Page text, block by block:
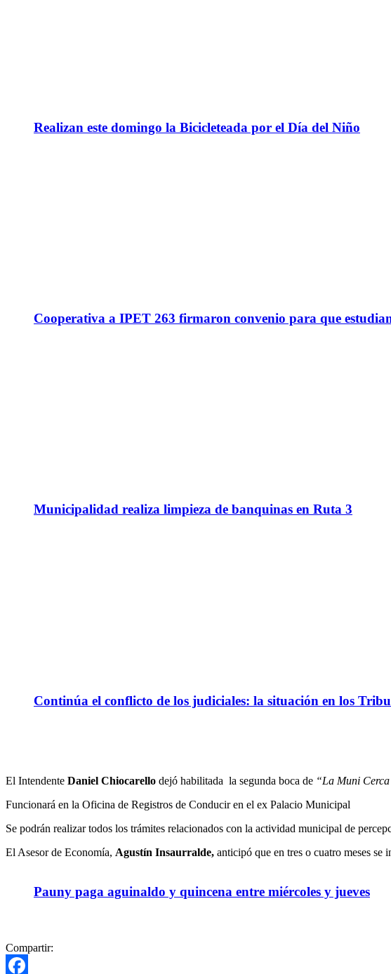
Realizan este domingo la Bicicleteada por el Día del Niño
Cooperativa a IPET 263 firmaron convenio para que
Municipalidad realiza limpieza de banquinas en Ruta 3
Continúa el conflicto de los judiciales: la situación en los
Pauny paga aguinaldo y quincena entre miércoles y jueves
El Intendente Daniel Chiocarello dejó habilitada la segunda boca de “La Muni
Funcionará en la Oficina de Registros de Conducir en el ex Palacio Municipal
Se podrán realizar todos los trámites relacionados con la actividad municipal de
El Asesor de Economía, Agustín Insaurralde, anticipó que en tres o cuatro meses
Compartir: